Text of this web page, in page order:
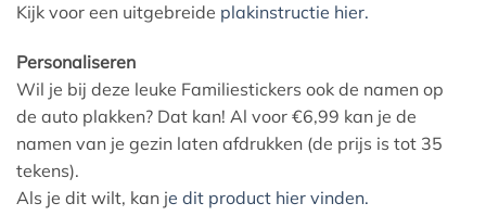
Kijk voor een uitgebreide plakinstructie hier.
Personaliseren
Wil je bij deze leuke Familiestickers ook de namen op
de auto plakken? Dat kan! Al voor €6,99 kan je de
namen van je gezin laten afdrukken (de prijs is tot 35
tekens).
Als je dit wilt, kan je dit product hier vinden.